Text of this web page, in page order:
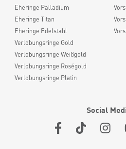
Eheringe Palladium
Eheringe Titan
Eheringe Edelstahl
Verlobungsringe Gold
Verlobungsringe Weißgold
Verlobungsringe Roségold
Verlobungsringe Platin
Social